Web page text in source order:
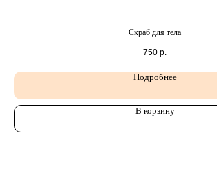
Скраб для тела
750 р.
Подробнее
В корзину